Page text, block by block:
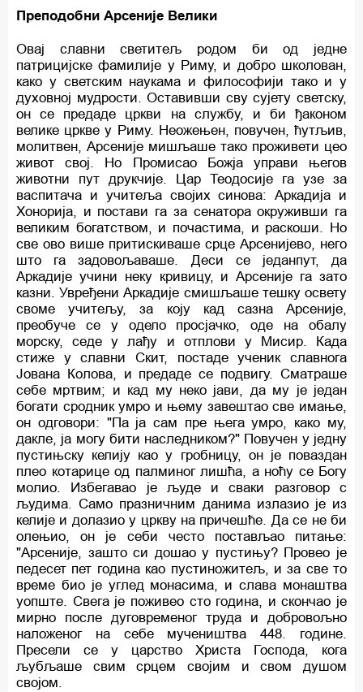
Преподобни Арсеније Велики
Овај славни светитељ родом би од једне
патрицијске фамилије у Риму, и добро школован,
како у светским наукама и философији тако и у
духовној мудрости. Оставивши сву сујету светску,
он се предаде цркви на службу, и би ђаконом
велике цркве у Риму. Неожењен, повучен, ћутљив,
молитвен, Арсеније мишљаше тако проживети цео
живот свој. Но Промисао Божја управи његов
животни пут друкчије. Цар Теодосије га узе за
васпитача и учитеља својих синова: Аркадија и
Хонорија, и постави га за сенатора окруживши га
великим богатством, и почастима, и раскоши. Но
све ово више притискиваше срце Арсенијево, него
што га задовољаваше. Деси се једанпут, да
Аркадије учини неку кривицу, и Арсеније га зато
казни. Увређени Аркадије смишљаше тешку освету
своме учитељу, за коју кад сазна Арсеније,
преобуче се у одело просјачко, оде на обалу
морску, седе у лађу и отплови у Мисир. Када
стиже у славни Скит, постаде ученик славнога
Јована Колова, и предаде се подвигу. Сматраше
себе мртвим; и кад му неко јави, да му је један
богати сродник умро и њему завештао све имање,
он одговори: "Па ја сам пре њега умро, како му,
дакле, ја могу бити наследником?" Повучен у једну
пустињску келију као у гробницу, он је поваздан
плео котарице од палминог лишћа, а ноћу се Богу
молио. Избегавао је људе и сваки разговор с
људима. Само празничним данима излазио је из
келије и долазио у цркву на причешће. Да се не би
олењио, он је себи често постављао питање:
"Арсеније, зашто си дошао у пустињу? Провео је
педесет пет година као пустиножитељ, и за све то
време био је углед монасима, и слава монаштва
уопште. Свега је поживео сто година, и скончао је
мирно после дуговременог труда и добровољно
наложеног на себе мучеништва 448. године.
Пресели се у царство Христа Господа, кога
љубљаше свим срцем својим и свом душом
својом.